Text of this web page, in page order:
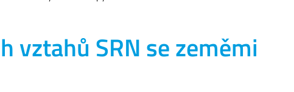
vztahů SRN se zeměmi